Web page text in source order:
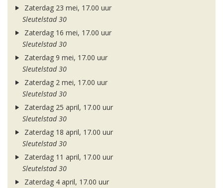
Zaterdag 23 mei, 17.00 uur
Sleutelstad 30
Zaterdag 16 mei, 17.00 uur
Sleutelstad 30
Zaterdag 9 mei, 17.00 uur
Sleutelstad 30
Zaterdag 2 mei, 17.00 uur
Sleutelstad 30
Zaterdag 25 april, 17.00 uur
Sleutelstad 30
Zaterdag 18 april, 17.00 uur
Sleutelstad 30
Zaterdag 11 april, 17.00 uur
Sleutelstad 30
Zaterdag 4 april, 17.00 uur